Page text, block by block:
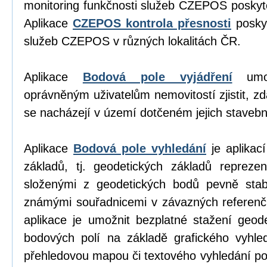
monitoring funkčnosti služeb CZEPOS
Aplikace CZEPOS kontrola přesnosti
služeb CZEPOS v různých lokalitách ČR.
Aplikace Bodová pole vyjádření
oprávněným uživatelům nemovitostí zjistit,
se nacházejí v území dotčeném jejich
Aplikace Bodová pole vyhledání je
základů, tj. geodetických základů
složenými z geodetických bodů pevně
známými souřadnicemi v závazných
aplikace je umožnit bezplatné stažení
bodových polí na základě grafického
přehledovou mapou či textového vyhledání